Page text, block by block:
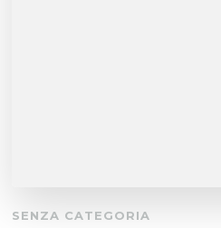
SENZA CATEGORIA